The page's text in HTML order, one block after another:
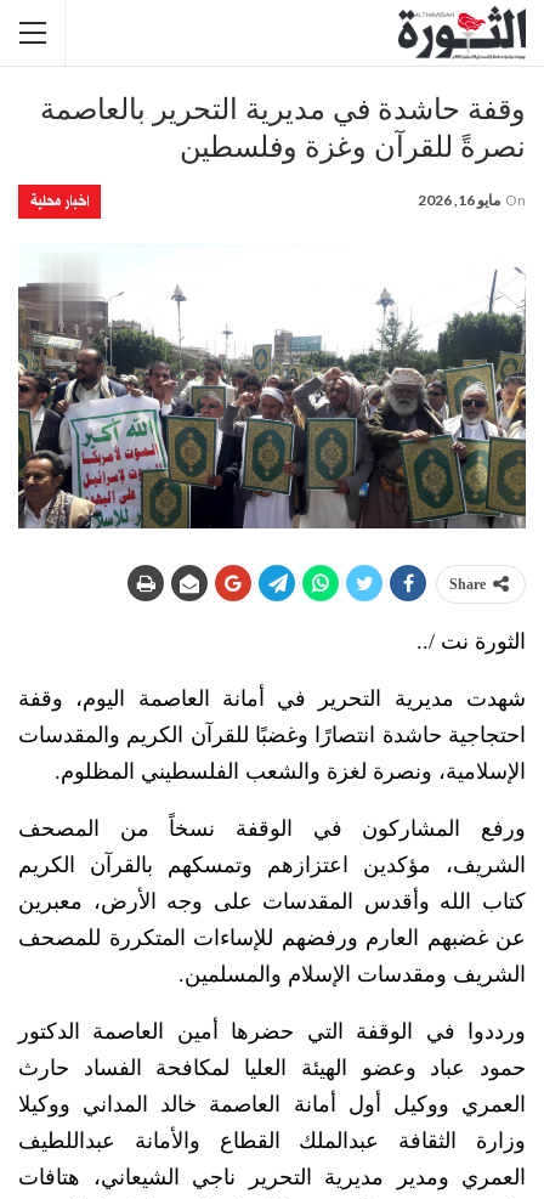
وقفة حاشدة في مديرية التحرير بالعاصمة
نصرةً للقرآن وغزة وفلسطين
اخبار محلية On مايو 16, 2026
Share
الثورة نت /..
شهدت مديرية التحرير في أمانة العاصمة اليوم، وقفة
احتجاجية حاشدة انتصارًا وغضبًا للقرآن الكريم والمقدسات
الإسلامية، ونصرة لغزة والشعب الفلسطيني المظلوم.
ورفع المشاركون في الوقفة نسخاً من المصحف
الشريف، مؤكدين اعتزازهم وتمسكهم بالقرآن الكريم
كتاب الله وأقدس المقدسات على وجه الأرض، معبرين
عن غضبهم العارم ورفضهم للإساءات المتكررة للمصحف
الشريف ومقدسات الإسلام والمسلمين.
ورددوا في الوقفة التي حضرها أمين العاصمة الدكتور
حمود عباد وعضو الهيئة العليا لمكافحة الفساد حارث
العمري ووكيل أول أمانة العاصمة خالد المداني ووكيلا
وزارة الثقافة عبدالملك القطاع والأمانة عبداللطيف
العمري ومدير مديرية التحرير ناجي الشيعاني، هتافات